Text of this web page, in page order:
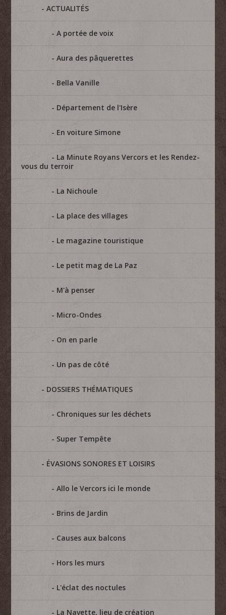
ACTUALITÉS
A portée de voix
Aura des pâquerettes
Bella Vanille
Département de l'Isère
En voiture Simone
La Minute Royans Vercors et les Rendez-
vous du terroir
La Nichoule
La place des villages
Le magazine touristique
Le petit mag de La Paz
M'à penser
Micro-Ondes
On en parle
Un pas de côté
DOSSIERS THÉMATIQUES
Chroniques sur les déchets
Super Tempête
ÉVASIONS SONORES ET LOISIRS
Allo le Vercors ici le monde
Brins de Jardin
Causes aux balcons
Hors les murs
L'éclat des noctules
La Navette, lieu de création